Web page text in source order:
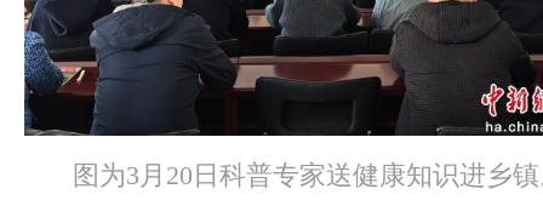
图为3月20日科普专家送健康知识进乡